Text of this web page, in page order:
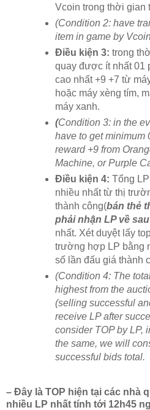
Vcoin trong thời gian
(Condition 2: have
item in game by
Điều kiện 3: trong
quay được ít nhất 01
cao nhất +9 +7 từ
hoặc máy xèng tím,
máy xanh.
(Condition 3: in the
have to get minimum
reward +9 from
Machine, or Purple
Điều kiện 4: Tổng
nhiều nhất từ thị
thành công(bán thẻ
phải nhận LP về
nhất. Xét duyệt lấy
trường hợp LP bằng
số lần đấu giá thành
(Condition 4: The
highest from the
(selling successful
receive LP after
consider TOP by LP,
the same, we will
successful bids total.
– Đây là TOP hiện tại các nhà
nhiều LP nhất tính tới 12h45